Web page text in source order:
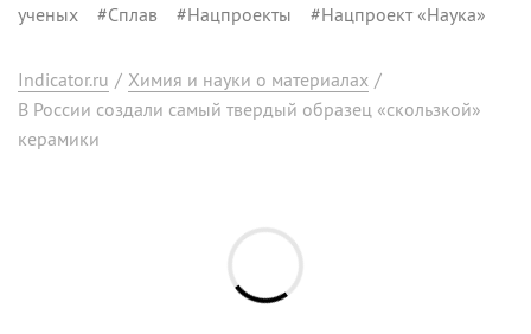
ученых #Сплав #Нацпроекты #Нацпроект «Наука»
Indicator.ru / Химия и науки о материалах /
В России создали самый твердый образец «скользкой»
керамики